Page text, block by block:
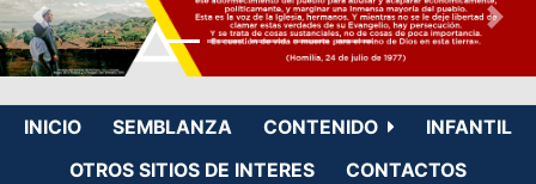
INICIO SEMBLANZA CONTENIDO
INFANTIL
OTROS SITIOS DE INTERES
CONTACTOS